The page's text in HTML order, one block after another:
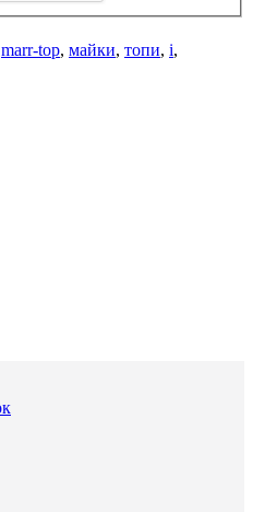
marr-top, майки, топи, і,